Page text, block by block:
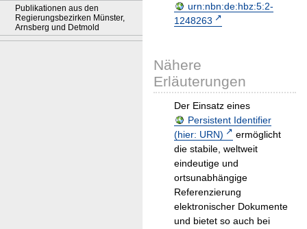
Publikationen aus den
Regierungsbezirken Münster,
Arnsberg und Detmold
urn:nbn:de:hbz:5:2-
1248263
Nähere
Erläuterungen
Der Einsatz eines
Persistent Identifier
(hier: URN)
ermöglicht
die stabile, weltweit
eindeutige und
ortsunabhängige
Referenzierung
elektronischer Dokumente
und bietet so auch bei